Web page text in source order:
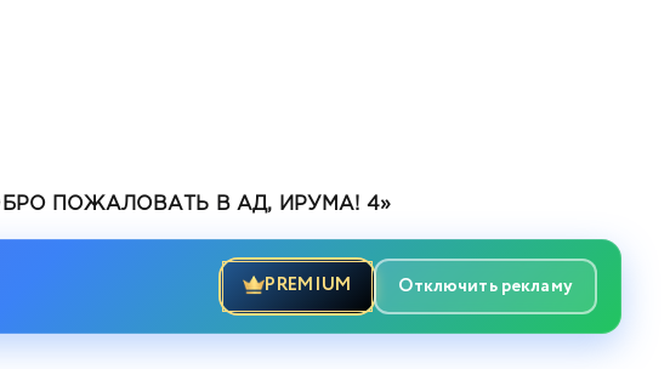
ПОЖАЛОВАТЬ В АД, ИРУМА! 4»
PREMIUM Отключить рекламу